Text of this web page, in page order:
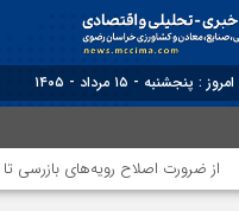
برابر با : Thursday - 6 August -
از ضرورت اصلاح رویه‌های بازرسی تا